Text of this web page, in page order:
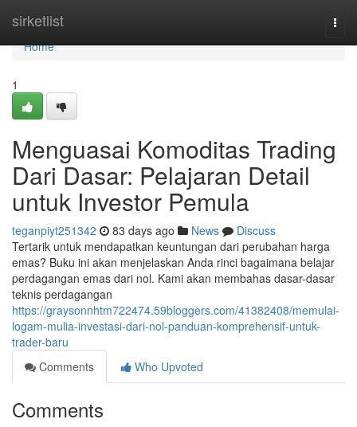
sirketlist
Home
Home
1
Menguasai Komoditas Trading
Dari Dasar: Pelajaran Detail
untuk Investor Pemula
teganpiyt251342 83 days ago News
Discuss
Tertarik untuk mendapatkan keuntungan dari perubahan harga
emas? Buku ini akan menjelaskan Anda rinci bagaimana belajar
perdagangan emas dari nol. Kami akan membahas dasar-dasar
teknis perdagangan
https://graysonnhtm722474.59bloggers.com/41382408/memulai-
logam-mulia-investasi-dari-nol-panduan-komprehensif-untuk-
trader-baru
Comments
Who Upvoted
Comments